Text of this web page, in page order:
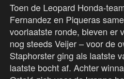
Toen de Leopard Honda-
Fernandez en Piqueras
voorlaatste ronde, bleven er
nog steeds Veijer – voor de
Staphorster ging als laatste
laatste bocht af. Achter